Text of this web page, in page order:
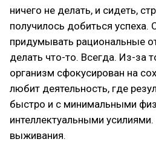
ничего не делать, и сидеть,
получилось добиться успеха.
придумывать рациональные
делать что-то. Всегда. Из-за
организм сфокусирован на
любит деятельность, где
быстро и с минимальными
интеллектуальными
выживания.